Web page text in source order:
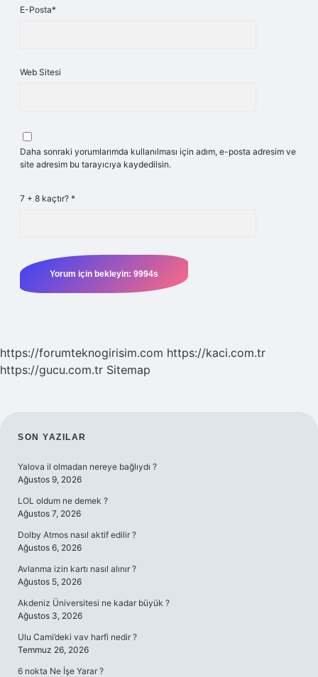
E-Posta*
Web Sitesi
Daha sonraki yorumlarımda kullanılması için adım, e-posta adresim ve
site adresim bu tarayıcıya kaydedilsin.
7 + 8 kaçtır? *
https://forumteknogirisim.com https://kaci.com.tr
https://gucu.com.tr Sitemap
SIDEBAR
SON YAZILAR
Yalova il olmadan nereye bağlıydı ?
Ağustos 9, 2026
LOL oldum ne demek ?
Ağustos 7, 2026
Dolby Atmos nasıl aktif edilir ?
Ağustos 6, 2026
Avlanma izin kartı nasıl alınır ?
Ağustos 5, 2026
Akdeniz Üniversitesi ne kadar büyük ?
Ağustos 3, 2026
Ulu Cami’deki vav harfi nedir ?
Temmuz 26, 2026
6 nokta Ne İşe Yarar ?